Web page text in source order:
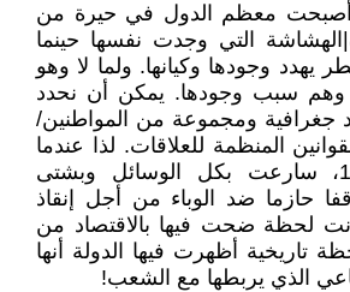
أصبحت معظم الدول في حيرة من
التي وجدت نفسها حينما
يهدد وجودها وكيانها. ولما لا وهو
وهم سبب وجودها. يمكن أن نحدد
جغرافية ومجموعة من المواطنين/
المنظمة للعلاقات. لذا عندما
حلت أزمة كوفيد19، سارعت بكل الوسائل وبشتى
حازما ضد الوباء من أجل إنقاذ
لحظة ضحت فيها بالاقتصاد من
تاريخية أظهرت فيها الدولة أنها
الذي يربطها مع الشعب!